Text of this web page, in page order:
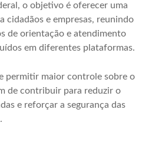
o objetivo é oferecer uma
cidadãos e empresas, reunindo
de orientação e atendimento
em diferentes plataformas.
permitir maior controle sobre o
de contribuir para reduzir o
e reforçar a segurança das